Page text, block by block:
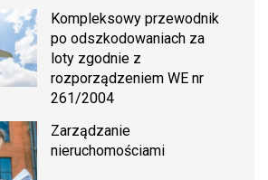
Kompleksowy przewodnik
po odszkodowaniach za
loty zgodnie z
rozporządzeniem WE nr
261/2004
Zarządzanie
nieruchomościami